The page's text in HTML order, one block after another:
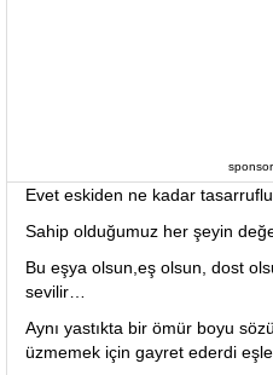
Evet eskiden ne kadar
Sahip olduğumuz her şeyin
Bu eşya olsun,eş olsun, dost
sevilir…
Aynı yastıkta bir ömür boyu
üzmemek için gayret ederdi